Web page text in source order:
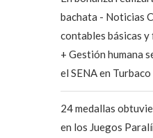
bachata - Noticias
contables básicas y
+ Gestión humana
el SENA en Turbaco
24 medallas
en los Juegos